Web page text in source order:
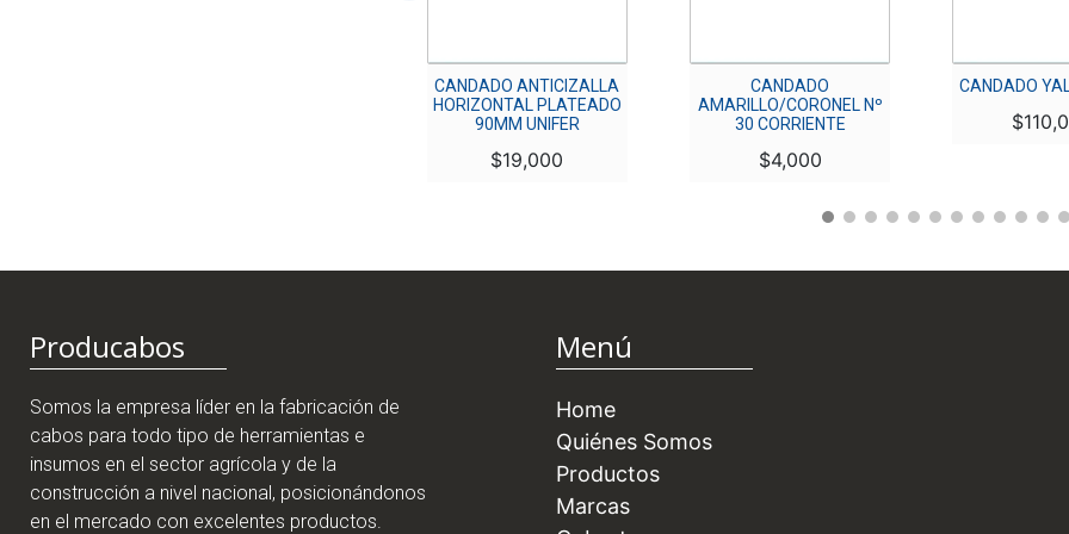
CANDADO ANTICIZALLA
HORIZONTAL PLATEADO
90MM UNIFER
$19,000
CANDADO
AMARILLO/CORONEL Nº
30 CORRIENTE
$4,000
CANDADO
$
Producabos
Somos la empresa líder en la fabricación de
cabos para todo tipo de herramientas e
insumos en el sector agrícola y de la
construcción a nivel nacional, posicionándonos
en el mercado con excelentes productos.
Menú
Home
Quiénes Somos
Productos
Marcas